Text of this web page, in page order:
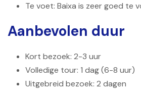
Te voet: Baixa is zeer goed te
Aanbevolen duur
Kort bezoek: 2-3 uur
Volledige tour: 1 dag (6-8 uur)
Uitgebreid bezoek: 2 dagen